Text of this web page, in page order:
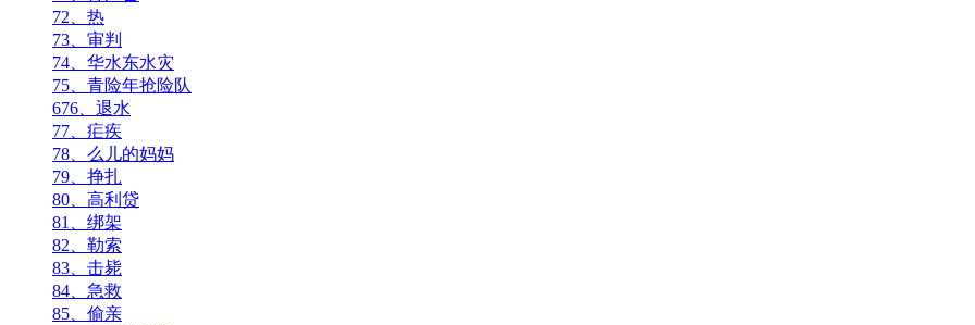
72、热
73、审判
74、华水东水灾
75、青险年抢险队
676、退水
77、疟疾
78、么儿的妈妈
79、挣扎
80、高利贷
81、绑架
82、勒索
83、击毙
84、急救
85、偷亲